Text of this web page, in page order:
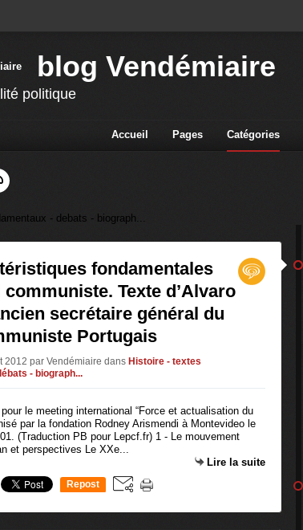
blog Vendémiaire
politique
Accueil Pages Catégories
- debats - biograph...
fondamentales
communiste. Texte d’Alvaro
secrétaire général du
Portugais
2012 par Vendémiaire dans Histoire - textes
- biograph...
le meeting international “Force et actualisation du
par la fondation Rodney Arismendi à Montevideo le
(Traduction PB pour Lepcf.fr) 1 - Le mouvement
et perspectives Le XXe...
Lire la suite
Repost